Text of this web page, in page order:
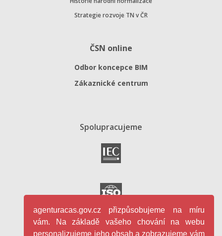
Strategie rozvoje TN v ČR
ČSN online
Odbor koncepce BIM
Zákaznické centrum
Spolupracujeme
agenturacas.gov.cz přizpůsobujeme na míru
vám. Na základě vašeho chování na webu
personalizujeme jeho obsah a zobrazujeme vám